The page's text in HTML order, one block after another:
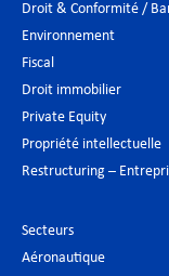
Droit & Conformité /
Environnement
Fiscal
Droit immobilier
Private Equity
Propriété intellectuelle
Restructuring –
Secteurs
Aéronautique